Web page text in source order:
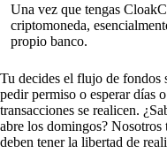
Una vez que tengas
criptomoneda,
propio banco.
Tu decides el flujo de fondos
pedir permiso o esperar días
transacciones se realicen.
abre los domingos? Nosotros
deben tener la libertad de